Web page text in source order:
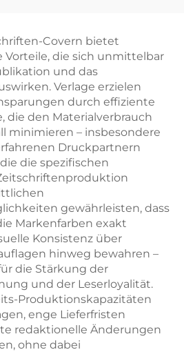
Covern bietet
Vorteile, die sich unmittelbar
und das
Verlage erzielen
durch effiziente
die den Materialverbrauch
minimieren – insbesondere
Druckpartnern
die spezifischen
gewährleisten, dass
Markenfarben exakt
Konsistenz über
hinweg bewahren –
die Stärkung der
und der Leserloyalität.
Produktionskapazitäten
enge Lieferfristen
redaktionelle Änderungen
ohne dabei